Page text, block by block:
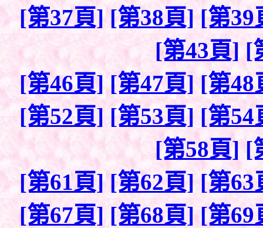
[第37頁] [第38頁] [第39
[第43頁] [
[第46頁] [第47頁] [第48
[第52頁] [第53頁] [第54
[第58頁] [
[第61頁] [第62頁] [第63
[第67頁] [第68頁] [第69